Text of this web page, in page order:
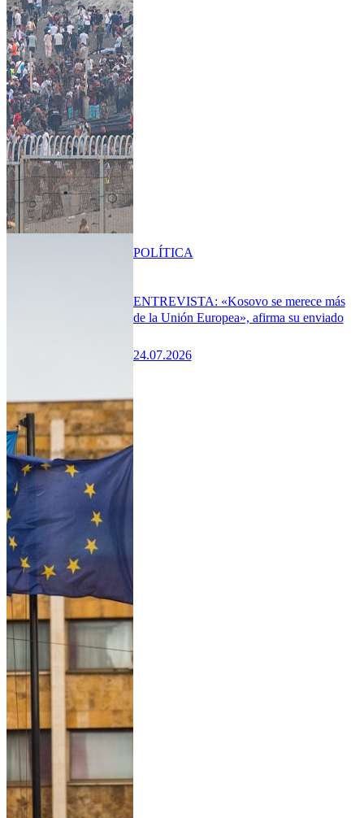
ENTREVISTA: «Kosovo se merece más
de la Unión Europea», afirma su enviado
24.07.2026
POLÍTICA